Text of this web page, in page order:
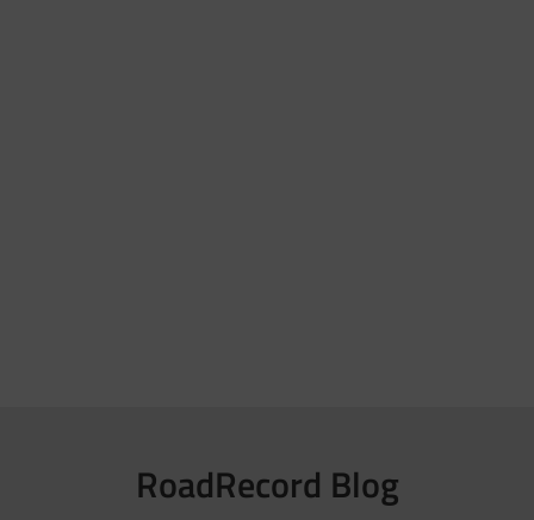
RoadRecord Blog